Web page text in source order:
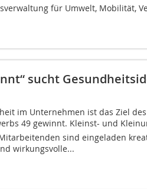
für Umwelt, Mobilität,
sucht
im Unternehmen ist das Ziel des
49 gewinnt. Kleinst- und
sind eingeladen
wirkungsvolle...